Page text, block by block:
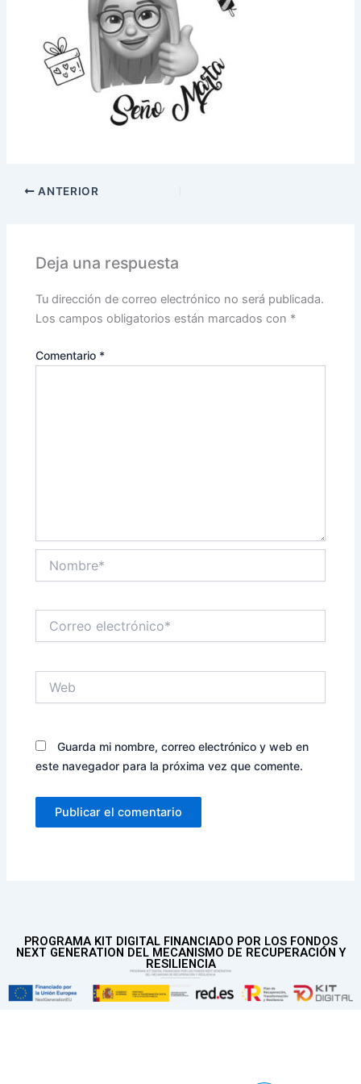
ANTERIOR
Deja una respuesta
Tu dirección de correo electrónico no será publicada.
Los campos obligatorios están marcados con *
Comentario *
electrónico*
Guarda mi nombre, correo electrónico y web en
este navegador para la próxima vez que comente.
PROGRAMA KIT DIGITAL FINANCIADO POR LOS FONDOS
NEXT GENERATION DEL MECANISMO DE RECUPERACIÓN Y
RESILIENCIA